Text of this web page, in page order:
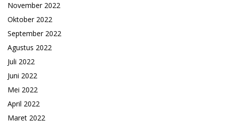
November 2022
Oktober 2022
September 2022
Agustus 2022
Juli 2022
Juni 2022
Mei 2022
April 2022
Maret 2022